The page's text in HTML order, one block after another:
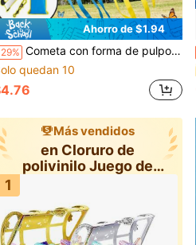
Ahorro de $1.94
Cometa con forma de pulpo, Body blando sin huesos, 3 entradas de aire, vuela fácilmente con viento ligero, cuerda de cometa de 100m, adecuada para adolescentes y adultos jóvenes para jugar al aire libre en el parque para aliviar el estrés
quedan 10
Más vendidos
en Cloruro de
polivinilo Juego de
1